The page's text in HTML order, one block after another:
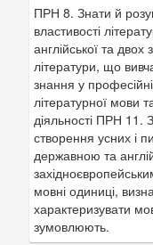
ПРН 8. Знати й
властивості
англійської та двох
літератури, що
знання у
літературної мови
діяльності ПРН 11.
створення усних і
державною та
мовні одиниці,
характеризувати
зумовлюють.